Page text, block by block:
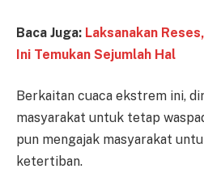
Baca Juga: Laksanakan
Ini Temukan Sejumlah Hal
Berkaitan cuaca ekstrem ini,
masyarakat untuk tetap
pun mengajak masyarakat
ketertiban.